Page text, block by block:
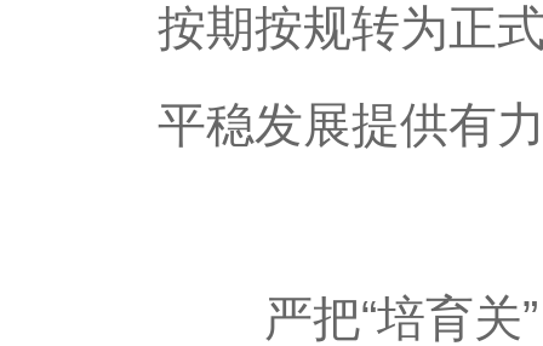
按期按规转为正
平稳发展提供有
严把“培育关”